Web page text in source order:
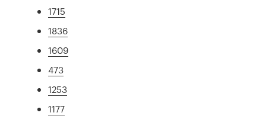
1715
1836
1609
473
1253
1177